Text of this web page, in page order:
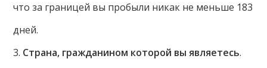
что за границей вы пробыли никак не меньше 183
дней.
3. Страна, гражданином которой вы являетесь.